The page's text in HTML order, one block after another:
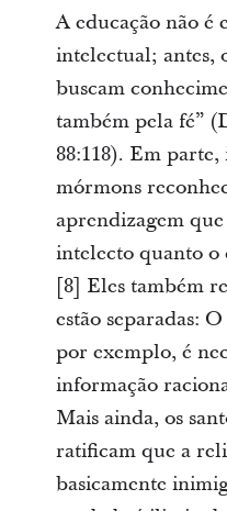
A educação não é
intelectual; antes,
buscam
também pela fé”
88:118). Em parte,
mórmons
aprendizagem
intelecto quanto
[8] Eles também
estão separadas:
por exemplo, é
informação
Mais ainda, os
ratificam que a
basicamente